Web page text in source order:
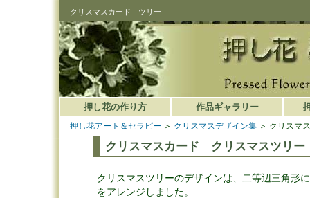
クリスマスカード ツリー
押し花アート＆セラピー ＞ クリスマスデザイン集 ＞ クリスマ
クリスマスカード クリスマスツリー
クリスマスツリーのデザインは、二等辺三角形
をアレンジしました。
押し花の作り方 作品ギャラリー